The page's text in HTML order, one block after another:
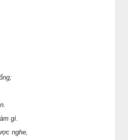
gì.
nghe,